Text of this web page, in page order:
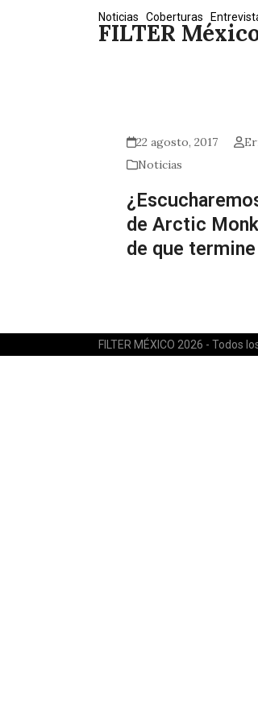
FILTER
Noticias Coberturas
22 agosto, 2017
Noticias
de Arctic
de que
FILTER MÉXICO 2026 - Todos